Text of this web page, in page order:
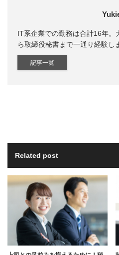
IT系企業での勤務は合計16年。
ら取締役秘書まで一通り経験し
記事一覧
Related post